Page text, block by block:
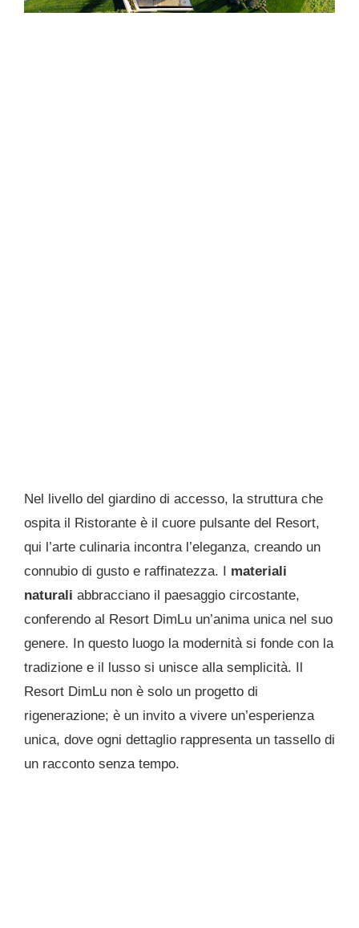
Nel livello del giardino di accesso, la struttura che
ospita il Ristorante è il cuore pulsante del Resort,
qui l’arte culinaria incontra l’eleganza, creando un
connubio di gusto e raffinatezza. I materiali
naturali abbracciano il paesaggio circostante,
conferendo al Resort DimLu un’anima unica nel suo
genere. In questo luogo la modernità si fonde con la
tradizione e il lusso si unisce alla semplicità. Il
Resort DimLu non è solo un progetto di
rigenerazione; è un invito a vivere un’esperienza
unica, dove ogni dettaglio rappresenta un tassello di
un racconto senza tempo.